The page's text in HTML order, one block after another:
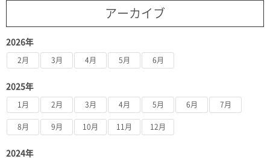
アーカイブ
2026年
2月 3月 4月 5月 6月
2025年
1月 2月 3月 4月 5月 6月 7月
8月 9月 10月 11月 12月
2024年